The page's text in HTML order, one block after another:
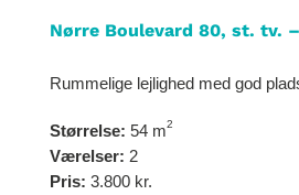
Nørre Boulevard 80, st. tv.
Rummelige lejlighed med god
Størrelse: 54 m2
Værelser: 2
Pris: 3.800 kr.